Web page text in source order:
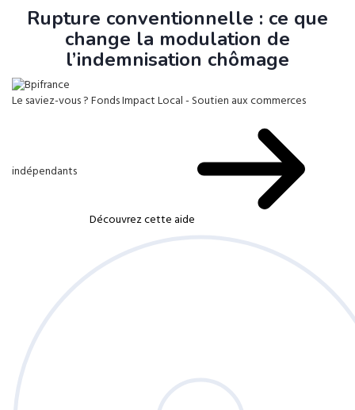
Rupture conventionnelle : ce que
change la modulation de
l’indemnisation chômage
Le saviez-vous ?Fonds Impact Local - Soutien aux commerces
indépendants
Découvrez cette aide